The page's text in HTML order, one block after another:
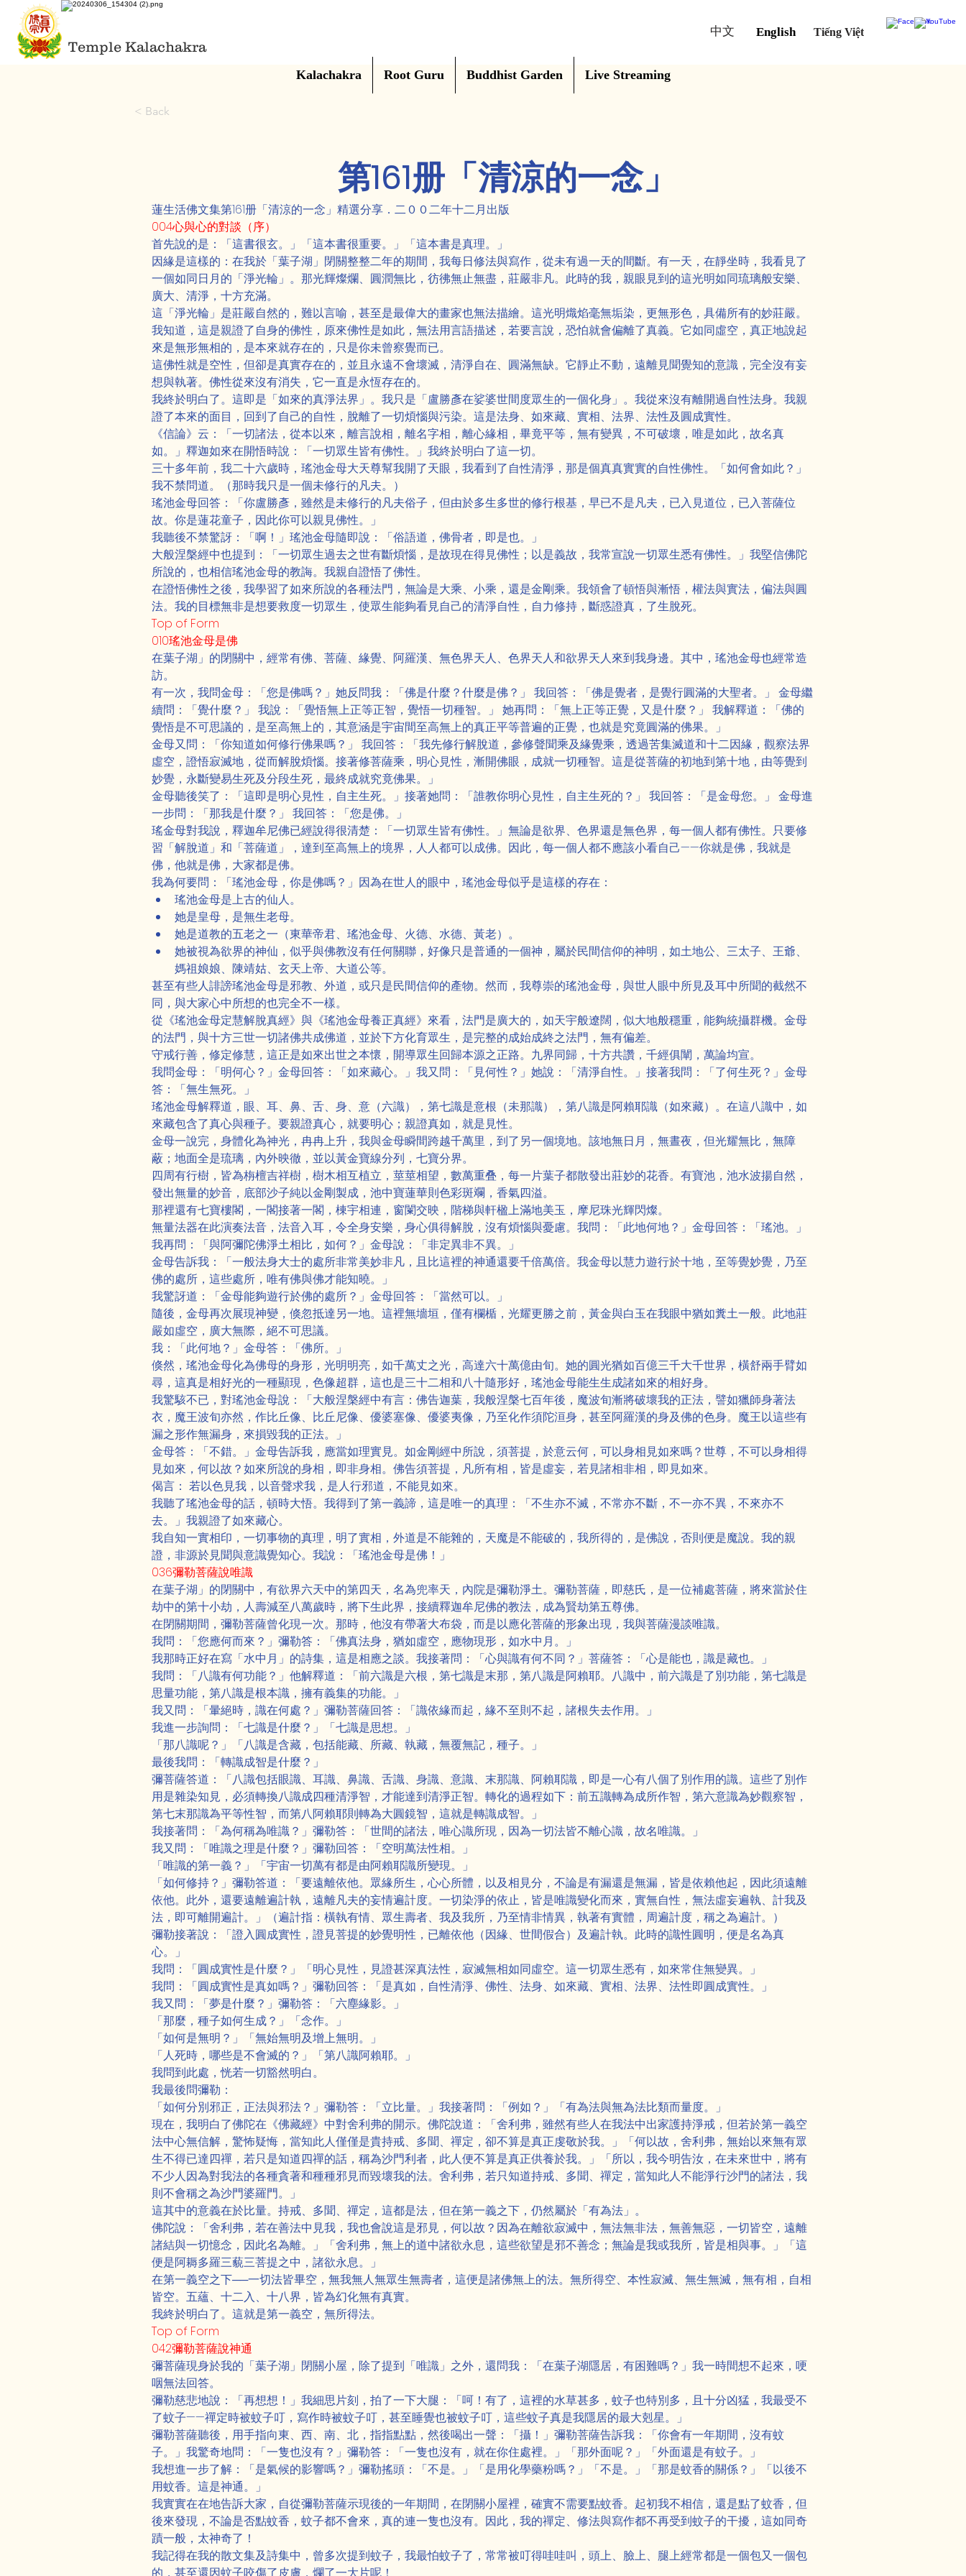
Temple Kalachakra
中文 English Tiếng Việt
Kalachakra Root Guru Buddhist Garden Live Streaming
< Back
第161册「清涼的一念」
Previous
蓮生活佛文集第161册「清涼的一念」精選分享．二００二年十二月出版
004心與心的對談（序）
首先說的是：「這書很玄。」「這本書很重要。」「這本書是真理。」
因緣是這樣的：在我於「葉子湖」閉關整整二年的期間，我每日修法與寫作，從未有過一天的間斷。有一天，在靜坐時，我看見了
一個如同日月的「淨光輪」。那光輝燦爛、圓潤無比，彷彿無止無盡，莊嚴非凡。此時的我，親眼見到的這光明如同琉璃般安樂、
廣大、清淨，十方充滿。
這「淨光輪」是莊嚴自然的，難以言喻，甚至是最偉大的畫家也無法描繪。這光明熾焰毫無垢染，更無形色，具備所有的妙莊嚴。
我知道，這是親證了自身的佛性，原來佛性是如此，無法用言語描述，若要言說，恐怕就會偏離了真義。它如同虛空，真正地說起
來是無形無相的，是本來就存在的，只是你未曾察覺而已。
這佛性就是空性，但卻是真實存在的，並且永遠不會壞滅，清淨自在、圓滿無缺。它靜止不動，遠離見聞覺知的意識，完全沒有妄
想與執著。佛性從來沒有消失，它一直是永恆存在的。
我終於明白了。這即是「如來的真淨法界」。我只是「盧勝彥在娑婆世間度眾生的一個化身」。我從來沒有離開過自性法身。我親
證了本來的面目，回到了自己的自性，脫離了一切煩惱與污染。這是法身、如來藏、實相、法界、法性及圓成實性。
《信論》云：「一切諸法，從本以來，離言說相，離名字相，離心緣相，畢竟平等，無有變異，不可破壞，唯是如此，故名真
如。」釋迦如來在開悟時說：「一切眾生皆有佛性。」我終於明白了這一切。
三十多年前，我二十六歲時，瑤池金母大天尊幫我開了天眼，我看到了自性清淨，那是個真真實實的自性佛性。「如何會如此？」
我不禁問道。（那時我只是一個未修行的凡夫。）
瑤池金母回答：「你盧勝彥，雖然是未修行的凡夫俗子，但由於多生多世的修行根基，早已不是凡夫，已入見道位，已入菩薩位
故。你是蓮花童子，因此你可以親見佛性。」
我聽後不禁驚訝：「啊！」瑤池金母隨即說：「俗語道，佛骨者，即是也。」
大般涅槃經中也提到：「一切眾生過去之世有斷煩惱，是故現在得見佛性；以是義故，我常宣說一切眾生悉有佛性。」我堅信佛陀
所說的，也相信瑤池金母的教誨。我親自證悟了佛性。
在證悟佛性之後，我學習了如來所說的各種法門，無論是大乘、小乘，還是金剛乘。我領會了頓悟與漸悟，權法與實法，偏法與圓
法。我的目標無非是想要救度一切眾生，使眾生能夠看見自己的清淨自性，自力修持，斷惑證真，了生脫死。
Top of Form
010瑤池金母是佛
在葉子湖」的閉關中，經常有佛、菩薩、緣覺、阿羅漢、無色界天人、色界天人和欲界天人來到我身邊。其中，瑤池金母也經常造
訪。
有一次，我問金母：「您是佛嗎？」她反問我：「佛是什麼？什麼是佛？」 我回答：「佛是覺者，是覺行圓滿的大聖者。」 金母繼
續問：「覺什麼？」 我說：「覺悟無上正等正智，覺悟一切種智。」 她再問：「無上正等正覺，又是什麼？」 我解釋道：「佛的
覺悟是不可思議的，是至高無上的，其意涵是宇宙間至高無上的真正平等普遍的正覺，也就是究竟圓滿的佛果。」
金母又問：「你知道如何修行佛果嗎？」 我回答：「我先修行解脫道，參修聲聞乘及緣覺乘，透過苦集滅道和十二因緣，觀察法界
虛空，證悟寂滅地，從而解脫煩惱。接著修菩薩乘，明心見性，漸開佛眼，成就一切種智。這是從菩薩的初地到第十地，由等覺到
妙覺，永斷變易生死及分段生死，最終成就究竟佛果。」
金母聽後笑了：「這即是明心見性，自主生死。」接著她問：「誰教你明心見性，自主生死的？」 我回答：「是金母您。」 金母進
一步問：「那我是什麼？」 我回答：「您是佛。」
瑤金母對我說，釋迦牟尼佛已經說得很清楚：「一切眾生皆有佛性。」無論是欲界、色界還是無色界，每一個人都有佛性。只要修
習「解脫道」和「菩薩道」，達到至高無上的境界，人人都可以成佛。因此，每一個人都不應該小看自己——你就是佛，我就是
佛，他就是佛，大家都是佛。
我為何要問：「瑤池金母，你是佛嗎？」因為在世人的眼中，瑤池金母似乎是這樣的存在：
瑤池金母是上古的仙人。
她是皇母，是無生老母。
她是道教的五老之一（東華帝君、瑤池金母、火德、水德、黃老）。
她被視為欲界的神仙，似乎與佛教沒有任何關聯，好像只是普通的一個神，屬於民間信仰的神明，如土地公、三太子、王爺、
媽祖娘娘、陳靖姑、玄天上帝、大道公等。
甚至有些人誹謗瑤池金母是邪教、外道，或只是民間信仰的產物。然而，我尊崇的瑤池金母，與世人眼中所見及耳中所聞的截然不
同，與大家心中所想的也完全不一樣。
從《瑤池金母定慧解脫真經》與《瑤池金母養正真經》來看，法門是廣大的，如天宇般遼闊，似大地般穩重，能夠統攝群機。金母
的法門，與十方三世一切諸佛共成佛道，並於下方化育眾生，是完整的成始成終之法門，無有偏差。
守戒行善，修定修慧，這正是如來出世之本懷，開導眾生回歸本源之正路。九界同歸，十方共讚，千經俱闡，萬論均宣。
我問金母：「明何心？」金母回答：「如來藏心。」我又問：「見何性？」她說：「清淨自性。」接著我問：「了何生死？」金母
答：「無生無死。」
瑤池金母解釋道，眼、耳、鼻、舌、身、意（六識），第七識是意根（未那識），第八識是阿賴耶識（如來藏）。在這八識中，如
來藏包含了真心與種子。要親證真心，就要明心；親證真如，就是見性。
金母一說完，身體化為神光，冉冉上升，我與金母瞬間跨越千萬里，到了另一個境地。該地無日月，無晝夜，但光耀無比，無障
蔽；地面全是琉璃，內外映徹，並以黃金寶線分列，七寶分界。
四周有行樹，皆為栴檀吉祥樹，樹木相互植立，莖莖相望，數萬重叠，每一片葉子都散發出莊妙的花香。有寶池，池水波揚自然，
發出無量的妙音，底部沙子純以金剛製成，池中寶蓮華則色彩斑斕，香氣四溢。
那裡還有七寶樓閣，一閣接著一閣，棟宇相連，窗闌交映，階梯與軒楹上滿地美玉，摩尼珠光輝閃燦。
無量法器在此演奏法音，法音入耳，令全身安樂，身心俱得解脫，沒有煩惱與憂慮。我問：「此地何地？」金母回答：「瑤池。」
我再問：「與阿彌陀佛淨土相比，如何？」金母說：「非定異非不異。」
金母告訴我：「一般法身大士的處所非常美妙非凡，且比這裡的神通還要千倍萬倍。我金母以慧力遊行於十地，至等覺妙覺，乃至
佛的處所，這些處所，唯有佛與佛才能知曉。」
我驚訝道：「金母能夠遊行於佛的處所？」金母回答：「當然可以。」
隨後，金母再次展現神變，倏忽抵達另一地。這裡無墻垣，僅有欄楯，光耀更勝之前，黃金與白玉在我眼中猶如糞土一般。此地莊
嚴如虛空，廣大無際，絕不可思議。
我：「此何地？」金母答：「佛所。」
倏然，瑤池金母化為佛母的身形，光明明亮，如千萬丈之光，高達六十萬億由旬。她的圓光猶如百億三千大千世界，橫舒兩手臂如
尋，這真是相好光的一種顯現，色像超群，這也是三十二相和八十隨形好，瑤池金母能生生成諸如來的相好身。
我驚駭不已，對瑤池金母說：「大般涅槃經中有言：佛告迦葉，我般涅槃七百年後，魔波旬漸將破壞我的正法，譬如獵師身著法
衣，魔王波旬亦然，作比丘像、比丘尼像、優婆塞像、優婆夷像，乃至化作須陀洹身，甚至阿羅漢的身及佛的色身。魔王以這些有
漏之形作無漏身，來損毀我的正法。」
金母答：「不錯。」金母告訴我，應當如理實見。如金剛經中所說，須菩提，於意云何，可以身相見如來嗎？世尊，不可以身相得
見如來，何以故？如來所說的身相，即非身相。佛告須菩提，凡所有相，皆是虛妄，若見諸相非相，即見如來。
偈言： 若以色見我，以音聲求我，是人行邪道，不能見如來。
我聽了瑤池金母的話，頓時大悟。我得到了第一義諦，這是唯一的真理：「不生亦不滅，不常亦不斷，不一亦不異，不來亦不
去。」我親證了如來藏心。
我自知一實相印，一切事物的真理，明了實相，外道是不能雜的，天魔是不能破的，我所得的，是佛說，否則便是魔說。我的親
證，非源於見聞與意識覺知心。我說：「瑤池金母是佛！」
036彌勒菩薩說唯識
在葉子湖」的閉關中，有欲界六天中的第四天，名為兜率天，內院是彌勒淨土。彌勒菩薩，即慈氏，是一位補處菩薩，將來當於住
劫中的第十小劫，人壽減至八萬歲時，將下生此界，接續釋迦牟尼佛的教法，成為賢劫第五尊佛。
在閉關期間，彌勒菩薩曾化現一次。那時，他沒有帶著大布袋，而是以應化菩薩的形象出現，我與菩薩漫談唯識。
我問：「您應何而來？」彌勒答：「佛真法身，猶如虛空，應物現形，如水中月。」
我那時正好在寫「水中月」的詩集，這是相應之談。我接著問：「心與識有何不同？」菩薩答：「心是能也，識是藏也。」
我問：「八識有何功能？」他解釋道：「前六識是六根，第七識是末那，第八識是阿賴耶。八識中，前六識是了別功能，第七識是
思量功能，第八識是根本識，擁有義集的功能。」
我又問：「暈絕時，識在何處？」彌勒菩薩回答：「識依緣而起，緣不至則不起，諸根失去作用。」
我進一步詢問：「七識是什麼？」「七識是思想。」
「那八識呢？」「八識是含藏，包括能藏、所藏、執藏，無覆無記，種子。」
最後我問：「轉識成智是什麼？」
彌菩薩答道：「八識包括眼識、耳識、鼻識、舌識、身識、意識、末那識、阿賴耶識，即是一心有八個了別作用的識。這些了別作
用是雜染知見，必須轉換八識成四種清淨智，才能達到清淨正智。轉化的過程如下：前五識轉為成所作智，第六意識為妙觀察智，
第七末那識為平等性智，而第八阿賴耶則轉為大圓鏡智，這就是轉識成智。」
我接著問：「為何稱為唯識？」彌勒答：「世間的諸法，唯心識所現，因為一切法皆不離心識，故名唯識。」
我又問：「唯識之理是什麼？」彌勒回答：「空明萬法性相。」
「唯識的第一義？」「宇宙一切萬有都是由阿賴耶識所變現。」
「如何修持？」彌勒答道：「要遠離依他。眾緣所生，心心所體，以及相見分，不論是有漏還是無漏，皆是依賴他起，因此須遠離
依他。此外，還要遠離遍計執，遠離凡夫的妄情遍計度。一切染淨的依止，皆是唯識變化而來，實無自性，無法虛妄遍執、計我及
法，即可離開遍計。」（遍計指：橫執有情、眾生壽者、我及我所，乃至情非情異，執著有實體，周遍計度，稱之為遍計。）
彌勒接著說：「證入圓成實性，證見菩提的妙覺明性，已離依他（因緣、世間假合）及遍計執。此時的識性圓明，便是名為真
心。」
我問：「圓成實性是什麼？」「明心見性，見證甚深真法性，寂滅無相如同虛空。這一切眾生悉有，如來常住無變異。」
我問：「圓成實性是真如嗎？」彌勒回答：「是真如，自性清淨、佛性、法身、如來藏、實相、法界、法性即圓成實性。」
我又問：「夢是什麼？」彌勒答：「六塵緣影。」
「那麼，種子如何生成？」「念作。」
「如何是無明？」「無始無明及增上無明。」
「人死時，哪些是不會滅的？」「第八識阿賴耶。」
我問到此處，恍若一切豁然明白。
我最後問彌勒：
「如何分別邪正，正法與邪法？」彌勒答：「立比量。」我接著問：「例如？」「有為法與無為法比類而量度。」
現在，我明白了佛陀在《佛藏經》中對舍利弗的開示。佛陀說道：「舍利弗，雖然有些人在我法中出家護持淨戒，但若於第一義空
法中心無信解，驚怖疑悔，當知此人僅僅是貴持戒、多聞、禪定，卻不算是真正虔敬於我。」「何以故，舍利弗，無始以來無有眾
生不得已達四禪，若只是知道四禪的話，稱為沙門利者，此人便不算是真正供養於我。」「所以，我今明告汝，在未來世中，將有
不少人因為對我法的各種貪著和種種邪見而毀壞我的法。舍利弗，若只知道持戒、多聞、禪定，當知此人不能淨行沙門的諸法，我
則不會稱之為沙門婆羅門。」
這其中的意義在於比量。持戒、多聞、禪定，這都是法，但在第一義之下，仍然屬於「有為法」。
佛陀說：「舍利弗，若在善法中見我，我也會說這是邪見，何以故？因為在離欲寂滅中，無法無非法，無善無惡，一切皆空，遠離
諸結與一切憶念，因此名為離。」「舍利弗，無上的道中諸欲永息，這些欲望是邪不善念；無論是我或我所，皆是相與事。」「這
便是阿耨多羅三藐三菩提之中，諸欲永息。」
在第一義空之下──一切法皆畢空，無我無人無眾生無壽者，這便是諸佛無上的法。無所得空、本性寂滅、無生無滅，無有相，自相
皆空。五蘊、十二入、十八界，皆為幻化無有真實。
我終於明白了。這就是第一義空，無所得法。
Top of Form
042彌勒菩薩說神通
彌菩薩現身於我的「葉子湖」閉關小屋，除了提到「唯識」之外，還問我：「在葉子湖隱居，有困難嗎？」我一時間想不起來，哽
咽無法回答。
彌勒慈悲地說：「再想想！」我細思片刻，拍了一下大腿：「呵！有了，這裡的水草甚多，蚊子也特別多，且十分凶猛，我最受不
了蚊子——禪定時被蚊子叮，寫作時被蚊子叮，甚至睡覺也被蚊子叮，這些蚊子真是我隱居的最大剋星。」
彌勒菩薩聽後，用手指向東、西、南、北，指指點點，然後喝出一聲：「攝！」彌勒菩薩告訴我：「你會有一年期間，沒有蚊
子。」我驚奇地問：「一隻也沒有？」彌勒答：「一隻也沒有，就在你住處裡。」「那外面呢？」「外面還是有蚊子。」
我想進一步了解：「是氣候的影響嗎？」彌勒搖頭：「不是。」「是用化學藥粉嗎？」「不是。」「那是蚊香的關係？」「以後不
用蚊香。這是神通。」
我實實在在地告訴大家，自從彌勒菩薩示現後的一年期間，在閉關小屋裡，確實不需要點蚊香。起初我不相信，還是點了蚊香，但
後來發現，不論是否點蚊香，蚊子都不會來，真的連一隻也沒有。因此，我的禪定、修法與寫作都不再受到蚊子的干擾，這如同奇
蹟一般，太神奇了！
我記得在我的散文集及詩集中，曾多次提到蚊子，我最怕蚊子了，常常被叮得哇哇叫，頭上、臉上、腿上經常都是一個包又一個包